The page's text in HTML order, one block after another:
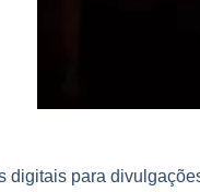
digitais para